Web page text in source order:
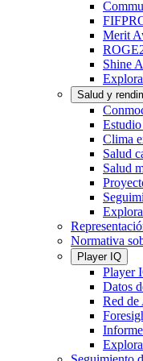
Merit
Shine
Salud y
Clima
Salud
Salud
Normativa
Player IQ
Player
Datos
Red